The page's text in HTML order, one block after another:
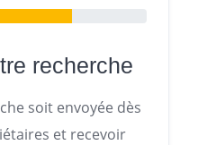
recherche
soit envoyée dès
et recevoir